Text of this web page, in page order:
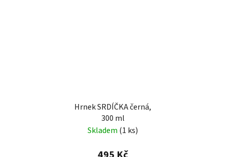
Hrnek SRDÍČKA černá,
300 ml
Skladem (1 ks)